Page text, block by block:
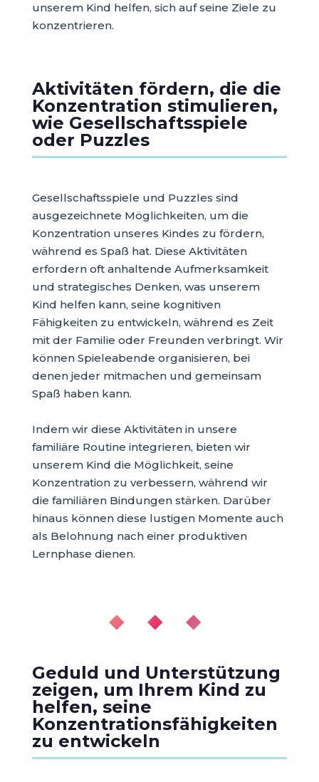
unserem Kind helfen, sich auf seine Ziele zu
konzentrieren.
Aktivitäten fördern, die die
Konzentration stimulieren,
wie Gesellschaftsspiele
oder Puzzles
Gesellschaftsspiele und Puzzles sind
ausgezeichnete Möglichkeiten, um die
Konzentration unseres Kindes zu fördern,
während es Spaß hat. Diese Aktivitäten
erfordern oft anhaltende Aufmerksamkeit
und strategisches Denken, was unserem
Kind helfen kann, seine kognitiven
Fähigkeiten zu entwickeln, während es Zeit
mit der Familie oder Freunden verbringt. Wir
können Spieleabende organisieren, bei
denen jeder mitmachen und gemeinsam
Spaß haben kann.
Indem wir diese Aktivitäten in unsere
familiäre Routine integrieren, bieten wir
unserem Kind die Möglichkeit, seine
Konzentration zu verbessern, während wir
die familiären Bindungen stärken. Darüber
hinaus können diese lustigen Momente auch
als Belohnung nach einer produktiven
Lernphase dienen.
◆ ◆ ◆
Geduld und Unterstützung
zeigen, um Ihrem Kind zu
helfen, seine
Konzentrationsfähigkeiten
zu entwickeln